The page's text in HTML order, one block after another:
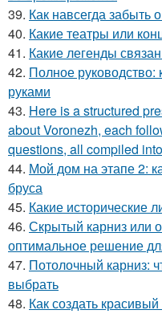
39. Как навсегда
40. Какие театры или
41. Какие легенды
42. Полное руководство:
руками
43. Here is a structured
about Voronezh, each
questions, all compiled
44. Мой дом на этапе 2:
бруса
45. Какие исторические
46. Скрытый карниз или
оптимальное решение
47. Потолочный карниз:
выбрать
48. Как создать